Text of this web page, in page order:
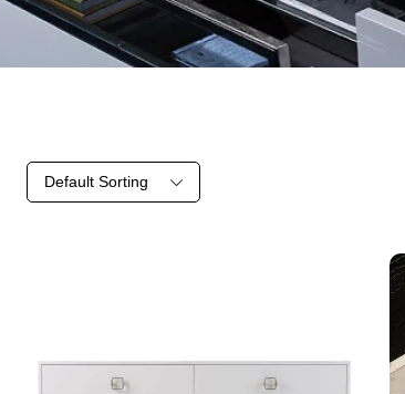
Default Sorting